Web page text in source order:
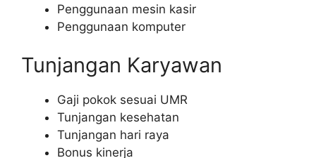
Penggunaan mesin kasir
Penggunaan komputer
Tunjangan Karyawan
Gaji pokok sesuai UMR
Tunjangan kesehatan
Tunjangan hari raya
Bonus kinerja